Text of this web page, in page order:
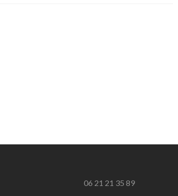
06 21 21 35 89